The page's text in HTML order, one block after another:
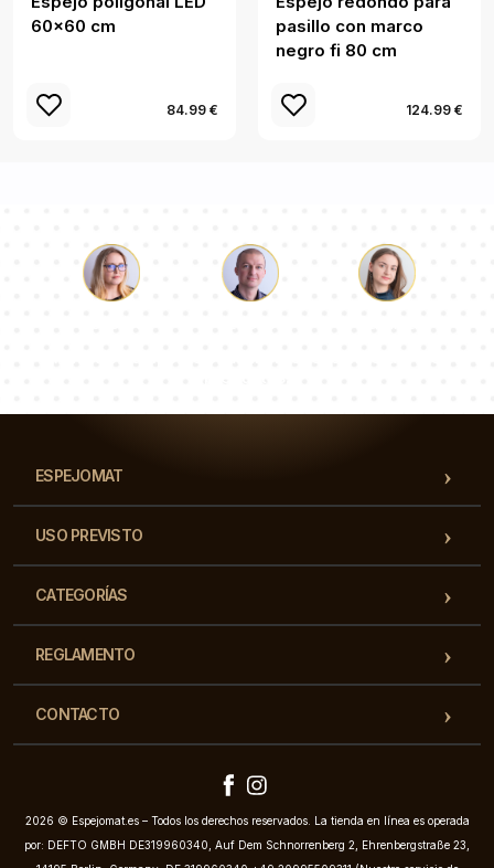
60x60 cm
84.99 €
pasillo con marco
negro fi 80 cm
124.99 €
ESPEJOMAT
USO PREVISTO
CATEGORÍAS
REGLAMENTO
CONTACTO
2026 © Espejomat.es – Todos los derechos reservados. La tienda en línea es operada
por: DEFTO GMBH DE319960340, Auf Dem Schnorrenberg 2, Ehrenbergstraße 23,